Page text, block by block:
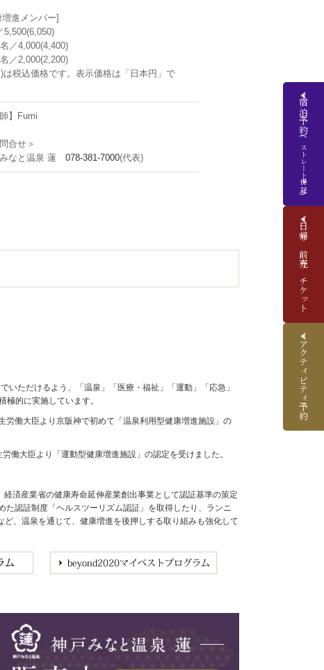
宿泊予約
(ベストレート保証)
日帰り前売りチケット
アクティビティ予約
増進メンバー]
5,500(6,050)
／4,000(4,400)
／2,000(2,200)
税込価格です。表示価格は「日本円」で
師】Fumi
合せ＞
なと温泉 蓮 078-381-7000(代表)
ただけるよう、「温泉」「医療・福祉」「運動」「応急」
的に実施しています。
働大臣より京阪神で初めて「温泉利用型健康増進施設」の
働大臣より「運動型健康増進施設」の認定を受けました。
済産業省の健康寿命延伸産業創出事業として認証基準の策定
認証制度「ヘルスツーリズム認証」を取得したり、ランニ
、温泉を通じて、健康増進を後押しする取り組みも強化して